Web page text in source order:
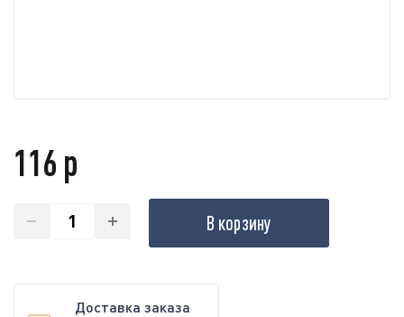
116 р
В корзину
Доставка заказа